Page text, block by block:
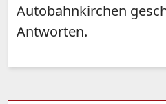
Autobahnkirchen
Antworten.